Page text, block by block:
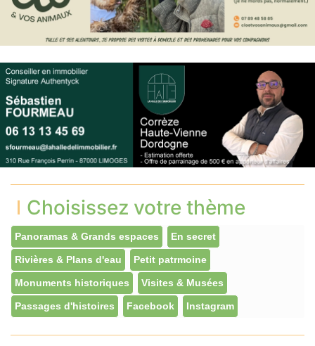
Choisissez votre thème
Panoramas & Grands espaces En secret
Rivières & Plans d'eau Petit patrmoine
Monuments historiques Visites & Musées
Passages d'histoires Facebook Instagram